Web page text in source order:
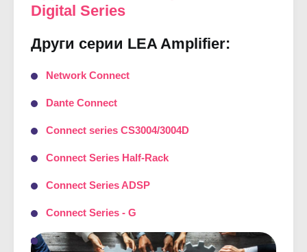
Digital Series
Други серии LEA Amplifier:
Network Connect
Dante Connect
Connect series CS3004/3004D
Connect Series Half-Rack
Connect Series ADSP
Connect Series - G